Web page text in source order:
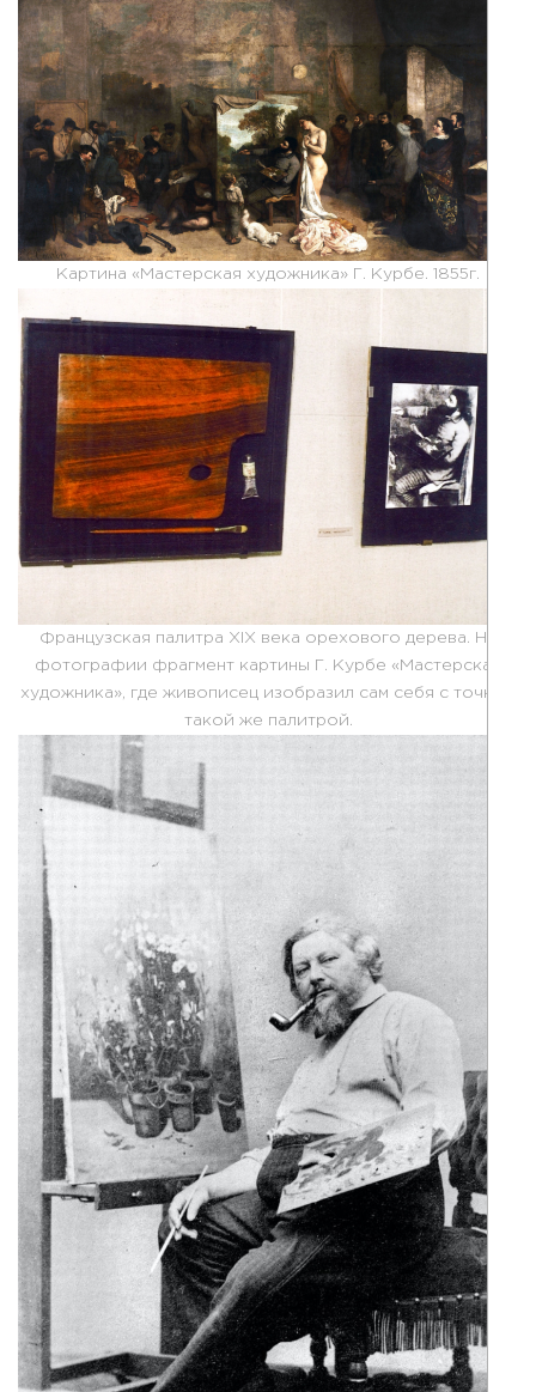
Картина «Мастерская художника» Г. Курбе. 1855г.
Французская палитра ХIX века орехового дерева. На
фотографии фрагмент картины Г. Курбе «Мастерская
художника», где живописец изобразил сам себя с точной
такой же палитрой.